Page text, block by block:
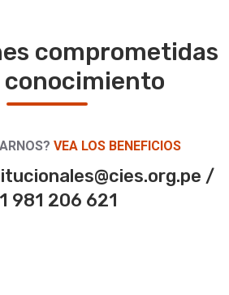
comprometidas
conocimiento
VEA LOS BENEFICIOS
/
981 206 621